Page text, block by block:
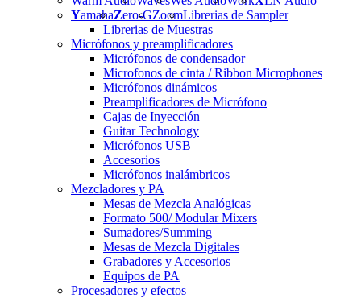
YamahaZero-GZoomLibrerias de Sampler
Librerias de Muestras
Micrófonos y preamplificadores
Micrófonos de condensador
Microfonos de cinta / Ribbon Microphones
Micrófonos dinámicos
Preamplificadores de Micrófono
Cajas de Inyección
Guitar Technology
Micrófonos USB
Accesorios
Micrófonos inalámbricos
Mezcladores y PA
Mesas de Mezcla Analógicas
Formato 500/ Modular Mixers
Sumadores/Summing
Mesas de Mezcla Digitales
Grabadores y Accesorios
Equipos de PA
Procesadores y efectos